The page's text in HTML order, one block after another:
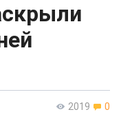
2019 0